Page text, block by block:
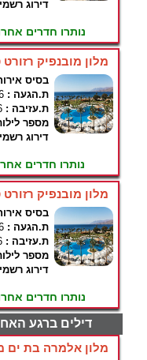
דירוג
נותרו חדרים
מלון מובנפיק רזורט טאבה 4
בסיס
ת.הגעה : 23.8.26, יום ראשון
ת.עזיבה : 27.8.26, יום חמישי
מספר
דירוג
נותרו חדרים
מלון מובנפיק רזורט טאבה 3
בסיס
ת.הגעה : 27.8.26, יום חמישי
ת.עזיבה : 30.8.26, יום ראשון
מספר
דירוג
נותרו חדרים
דילים ברגע
מלון אלמרה בת ים מול הים 2